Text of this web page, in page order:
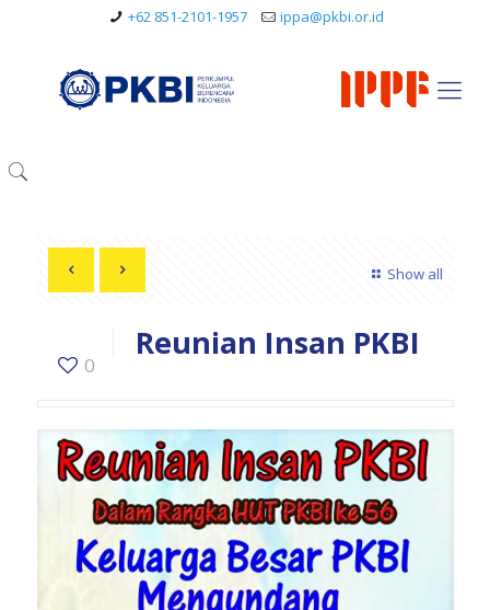
+62 851-2101-1957 ippa@pkbi.or.id
Show all
0
Reunian Insan PKBI